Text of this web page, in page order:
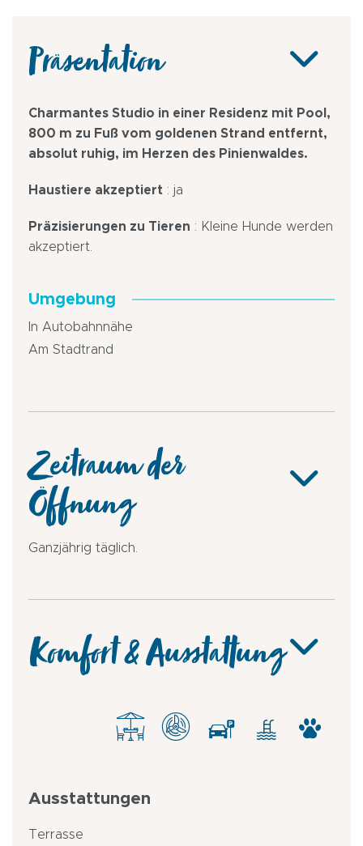
Präsentation
Charmantes Studio in einer Residenz mit Pool,
800 m zu Fuß vom goldenen Strand entfernt,
absolut ruhig, im Herzen des Pinienwaldes.
Haustiere akzeptiert : ja
Präzisierungen zu Tieren : Kleine Hunde werden
akzeptiert.
Umgebung
In Autobahnnähe
Am Stadtrand
Zeitraum der
Öffnung
Ganzjährig täglich.
Komfort & Ausstattung
Ausstattungen
Terrasse